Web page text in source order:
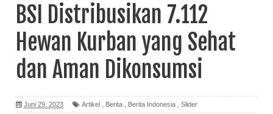
BSI Distribusikan 7.112
Hewan Kurban yang Sehat
dan Aman Dikonsumsi
Juni 29, 2023 Artikel Berita Berita Indonesia Slider